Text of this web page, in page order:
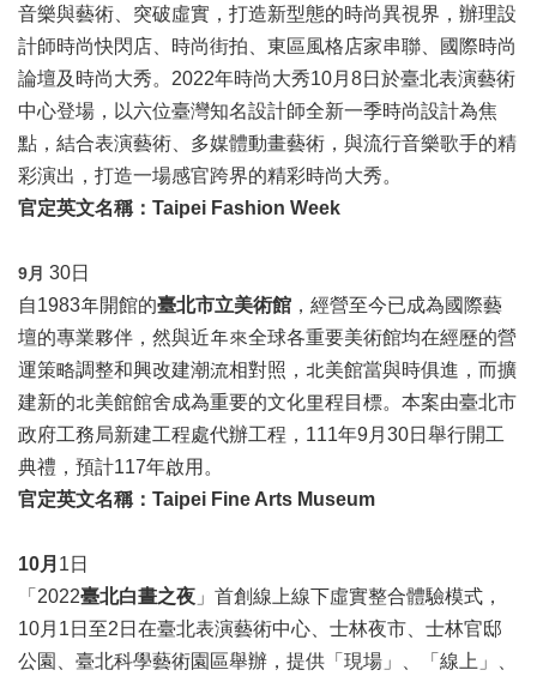
回
首
頁
網
站
導
陳
情
系
統
雙
語
詞
彙
北
通
English
音樂與藝術、突破虛實，打造新型態的時尚異視界，辦理設
計師時尚快閃店、時尚街拍、東區風格店家串聯、國際時尚
論壇及時尚大秀。2022年時尚大秀10月8日於臺北表演藝術
中心登場，以六位臺灣知名設計師全新一季時尚設計為焦
點，結合表演藝術、多媒體動畫藝術，與流行音樂歌手的精
彩演出，打造一場感官跨界的精彩時尚大秀。
官定英文名稱：Taipei Fashion Week
9月 30日
自1983年開館的臺北市立美術館 ，經營至今已成為國際藝
壇的專業夥伴，然與近年來全球各重要美術館均在經歷的營
運策略調整和興改建潮流相對照，北美館當與時俱進，而擴
建新的北美館館舍成為重要的文化里程目標。本案由臺北市
政府工務局新建工程處代辦工程，111年9月30日舉行開工
典禮，預計117年啟用。
官定英文名稱：Taipei Fine Arts Museum
10月 1日
「2022臺北白晝之夜 」首創線上線下虛實整合體驗模式，
10月1日至2日在臺北表演藝術中心、士林夜市、士林官邸
公園、臺北科學藝術園區舉辦，提供「現場」、「線上」、